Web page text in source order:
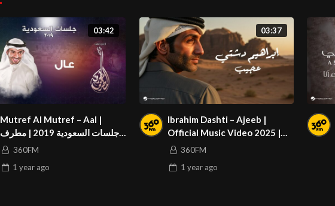
03:42
Mutref Al Mutref – Aal |
جلسات السعودية 2019 | مطرف
المطرف – عال
360FM
1 year ago
03:37
Ibrahim Dashti – Ajeeb |
Official Music Video 2025 |
إبراهيم دشتي – عجيب
360FM
1 yearago